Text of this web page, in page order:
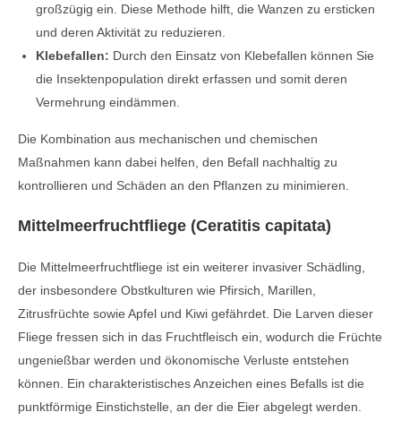
großzügig ein. Diese Methode hilft, die Wanzen zu ersticken
und deren Aktivität zu reduzieren.
Klebefallen: Durch den Einsatz von Klebefallen können Sie
die Insektenpopulation direkt erfassen und somit deren
Vermehrung eindämmen.
Die Kombination aus mechanischen und chemischen
Maßnahmen kann dabei helfen, den Befall nachhaltig zu
kontrollieren und Schäden an den Pflanzen zu minimieren.
Mittelmeerfruchtfliege (Ceratitis capitata)
Die Mittelmeerfruchtfliege ist ein weiterer invasiver Schädling,
der insbesondere Obstkulturen wie Pfirsich, Marillen,
Zitrusfrüchte sowie Apfel und Kiwi gefährdet. Die Larven dieser
Fliege fressen sich in das Fruchtfleisch ein, wodurch die Früchte
ungenießbar werden und ökonomische Verluste entstehen
können. Ein charakteristisches Anzeichen eines Befalls ist die
punktförmige Einstichstelle, an der die Eier abgelegt werden.